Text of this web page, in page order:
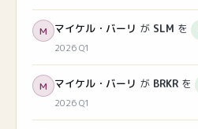
M マイケル・バーリ が SLM を
2026 Q1
M マイケル・バーリ が BRKR を
2026 Q1